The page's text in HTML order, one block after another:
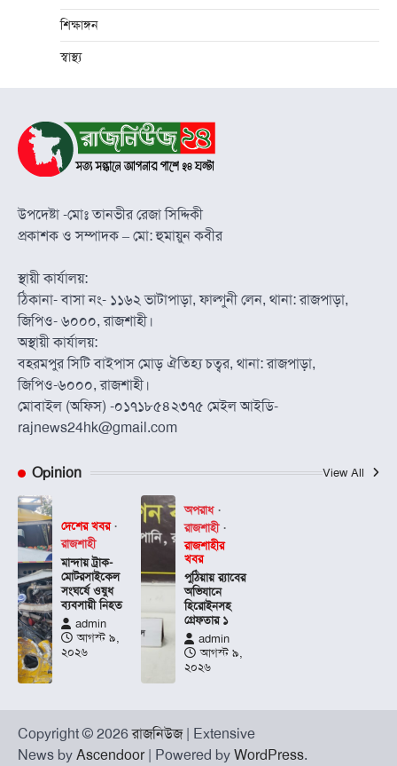
শিক্ষাঙ্গন
স্বাস্থ্য
উপদেষ্টা -মোঃ তানভীর রেজা সিদ্দিকী
প্রকাশক ও সম্পাদক – মো: হুমায়ুন কবীর
স্থায়ী কার্যালয়:
ঠিকানা- বাসা নং- ১১৬২ ভাটাপাড়া, ফাল্গুনী লেন, থানা: রাজপাড়া,
জিপিও- ৬০০০, রাজশাহী।
অস্থায়ী কার্যালয়:
বহরমপুর সিটি বাইপাস মোড় ঐতিহ্য চত্বর, থানা: রাজপাড়া,
জিপিও-৬০০০, রাজশাহী।
মোবাইল (অফিস) -০১৭১৮৫৪২৩৭৫ মেইল আইডি-
rajnews24hk@gmail.com
Opinion View All
দেশের খবর
রাজশাহী
মান্দায় ট্রাক-
মোটরসাইকেল
সংঘর্ষে ওষুধ
ব্যবসায়ী নিহত
admin
আগস্ট ৯,
২০২৬
অপরাধ
রাজশাহী
রাজশাহীর
খবর
পুঠিয়ায় র‍্যাবের
অভিযানে
হিরোইনসহ
গ্রেফতার ১
admin
আগস্ট ৯,
২০২৬
Copyright © 2026রাজনিউজ| Extensive
News by Ascendoor| Powered by WordPress.